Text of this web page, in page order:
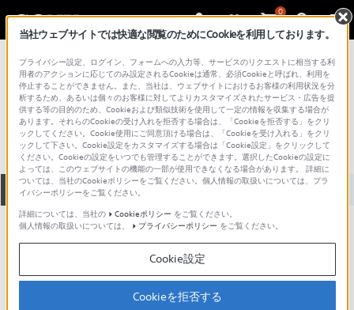
0
総合サポート・お問い合わせ ポータブルオーディオアクセサリー
CKM-NWE001
全て ダウンロード 取扱説明書 Q&A
動画でサポートご利用にあたってのお願い
サポート動画をご利用の際にはソーシャ
ルメディア利用規約をご確認ください。
当社ウェブサイトでは快適な閲覧のためにCookieを利用しております。
プライバシー設定、ログイン、フォームへの入力等、サービスのリクエストに相当する利
用者のアクションに応じてのみ設定されるCookieは通常、必須Cookieと呼ばれ、利用を
停止することができません。また、当社は、ウェブサイトにおけるお客様の利用状況を分
析するため、あるいは個々のお客様に対してよりカスタマイズされたサービス・広告を提
供する等の目的のため、Cookieおよび類似技術を使用して一定の情報を収集する場合が
あります。それらのCookieの受け入れを拒否する場合は、「Cookieを拒否する」をクリ
ックしてください。Cookie使用にご同意頂ける場合は、「Cookieを受け入れる」をクリ
ックして下さい。Cookie設定をカスタマイズする場合は「Cookie設定」をクリックして
ください。Cookieの設定をいつでも管理することができます。選択したCookieの設定に
よっては、このウェブサイトの機能の一部が使用できなくなる場合があります。 詳細に
ついては、当社のCookieポリシーをご覧ください。個人情報の取扱いについては、プラ
イバシーポリシーをご覧ください。
詳細については、当社の
Cookieポリシー をご覧ください。
個人情報の取扱いについては、
プライバシーポリシー をご覧ください。
Cookie設定
Cookieを拒否する